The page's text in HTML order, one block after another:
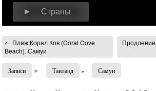
► Страны
← Пляж Корал Ков (Coral Cove
Beach). Самуи
Записи » Таиланд » Самуи